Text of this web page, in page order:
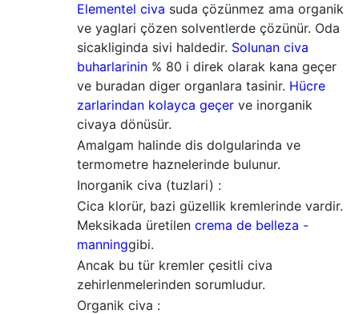
Elementel civa suda çözünmez ama organik
ve yaglari çözen solventlerde çözünür. Oda
sicakliginda sivi haldedir. Solunan civa
buharlarinin % 80 i direk olarak kana geçer
ve buradan diger organlara tasinir. Hücre
zarlarindan kolayca geçer ve inorganik
civaya dönüsür.
Amalgam halinde dis dolgularinda ve
termometre haznelerinde bulunur.
Inorganik civa (tuzlari) :
Cica klorür, bazi güzellik kremlerinde vardir.
Meksikada üretilen crema de belleza -
manninggibi.
Ancak bu tür kremler çesitli civa
zehirlenmelerinden sorumludur.
Organik civa :